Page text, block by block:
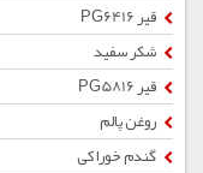
قیر PG6416
شکر سفید
قیر PG5816
روغن پالم
گندم خوراکی